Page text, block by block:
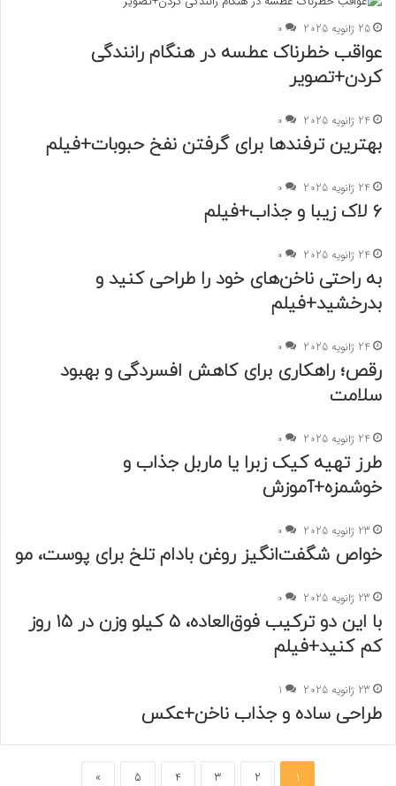
25 ژانویه 2025 0
عواقب خطرناک عطسه در هنگام رانندگی
کردن+تصویر
24 ژانویه 2025 0
بهترین ترفندها برای گرفتن نفخ حبوبات+فیلم
24 ژانویه 2025 0
۶ لاک زیبا و جذاب+فیلم
24 ژانویه 2025 0
به راحتی ناخن‌های خود را طراحی کنید و
بدرخشید+فیلم
24 ژانویه 2025 0
رقص؛ راهکاری برای کاهش افسردگی و بهبود
سلامت
24 ژانویه 2025 0
طرز تهیه کیک زبرا یا ماربل جذاب و
خوشمزه+آموزش
23 ژانویه 2025 0
خواص شگفت‌انگیز روغن بادام تلخ برای پوست، مو
23 ژانویه 2025 0
با این دو ترکیب فوق‌العاده، ۵ کیلو وزن در ۱۵ روز
کم کنید+فیلم
23 ژانویه 2025 1
طراحی ساده و جذاب ناخن+عکس
1
2
3
4
5
»